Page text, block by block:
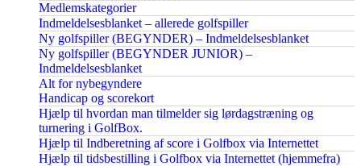
Medlemskategorier
Indmeldelsesblanket – allerede golfspiller
Ny golfspiller (BEGYNDER) – Indmeldelsesblanket
Ny golfspiller (BEGYNDER JUNIOR) –
Indmeldelsesblanket
Alt for nybegyndere
Handicap og scorekort
Hjælp til hvordan man tilmelder sig lørdagstræning og
turnering i GolfBox.
Hjælp til Indberetning af score i Golfbox via Internettet
Hjælp til tidsbestilling i Golfbox via Internettet (hjemmefra)